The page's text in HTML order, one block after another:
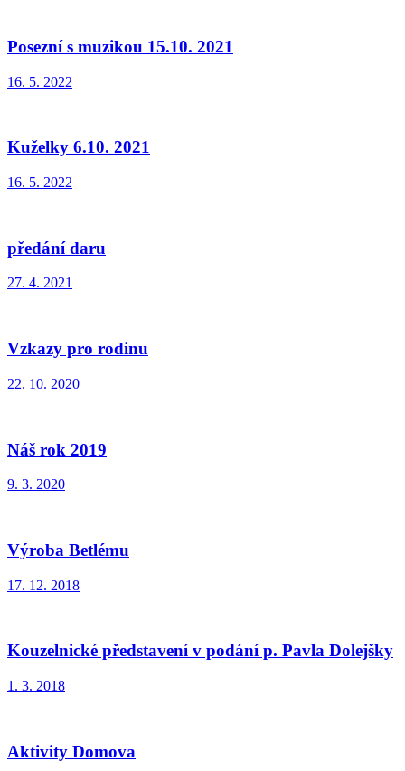
Posezní s muzikou 15.10. 2021
16. 5. 2022
Kuželky 6.10. 2021
16. 5. 2022
předání daru
27. 4. 2021
Vzkazy pro rodinu
22. 10. 2020
Náš rok 2019
9. 3. 2020
Výroba Betlému
17. 12. 2018
Kouzelnické představení v podání p. Pavla Dolejšky
1. 3. 2018
Aktivity Domova